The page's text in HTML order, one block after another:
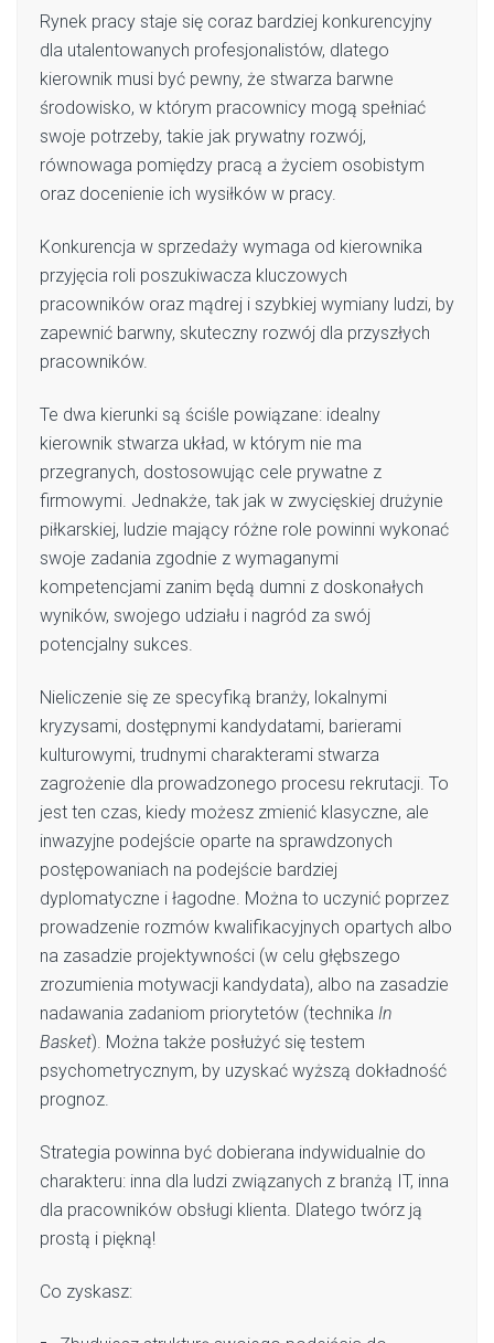
Rynek pracy staje się coraz bardziej konkurencyjny
dla utalentowanych profesjonalistów, dlatego
kierownik musi być pewny, że stwarza barwne
środowisko, w którym pracownicy mogą spełniać
swoje potrzeby, takie jak prywatny rozwój,
równowaga pomiędzy pracą a życiem osobistym
oraz docenienie ich wysiłków w pracy.
Konkurencja w sprzedaży wymaga od kierownika
przyjęcia roli poszukiwacza kluczowych
pracowników oraz mądrej i szybkiej wymiany ludzi, by
zapewnić barwny, skuteczny rozwój dla przyszłych
pracowników.
Te dwa kierunki są ściśle powiązane: idealny
kierownik stwarza układ, w którym nie ma
przegranych, dostosowując cele prywatne z
firmowymi. Jednakże, tak jak w zwycięskiej drużynie
piłkarskiej, ludzie mający różne role powinni wykonać
swoje zadania zgodnie z wymaganymi
kompetencjami zanim będą dumni z doskonałych
wyników, swojego udziału i nagród za swój
potencjalny sukces.
Nieliczenie się ze specyfiką branży, lokalnymi
kryzysami, dostępnymi kandydatami, barierami
kulturowymi, trudnymi charakterami stwarza
zagrożenie dla prowadzonego procesu rekrutacji. To
jest ten czas, kiedy możesz zmienić klasyczne, ale
inwazyjne podejście oparte na sprawdzonych
postępowaniach na podejście bardziej
dyplomatyczne i łagodne. Można to uczynić poprzez
prowadzenie rozmów kwalifikacyjnych opartych albo
na zasadzie projektywności (w celu głębszego
zrozumienia motywacji kandydata), albo na zasadzie
nadawania zadaniom priorytetów (technika In
Basket). Można także posłużyć się testem
psychometrycznym, by uzyskać wyższą dokładność
prognoz.
Strategia powinna być dobierana indywidualnie do
charakteru: inna dla ludzi związanych z branżą IT, inna
dla pracowników obsługi klienta. Dlatego twórz ją
prostą i piękną!
Co zyskasz: